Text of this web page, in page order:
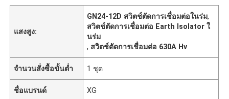
แสงสูง:
GN24-12D สวิตช์ตัดการเชื่อมต่อในร่ม,
สวิตช์ตัดการเชื่อมต่อ Earth Isolator ใ
นร่ม
, สวิตช์ตัดการเชื่อมต่อ 630A Hv
จำนวนสั่งซื้อขั้นต่ำ 1 ชุด
ชื่อแบรนด์ XG